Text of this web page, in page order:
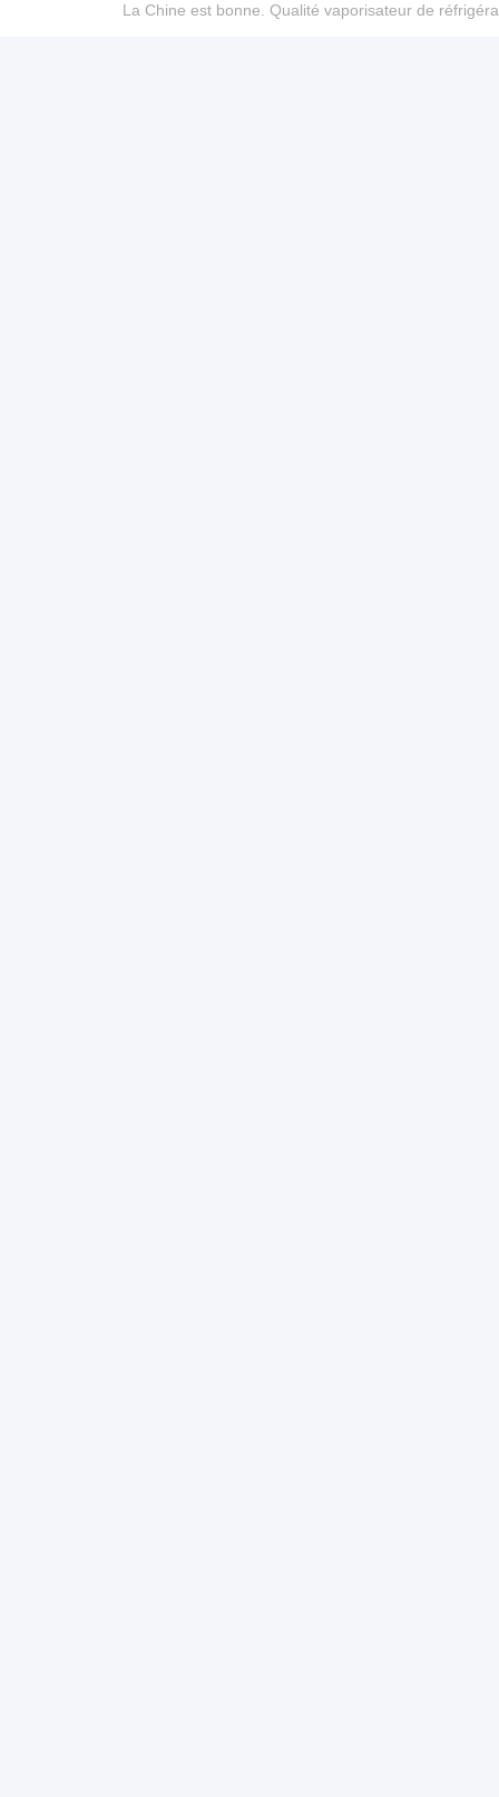
La Chine est bonne. Qualité vaporisateur de